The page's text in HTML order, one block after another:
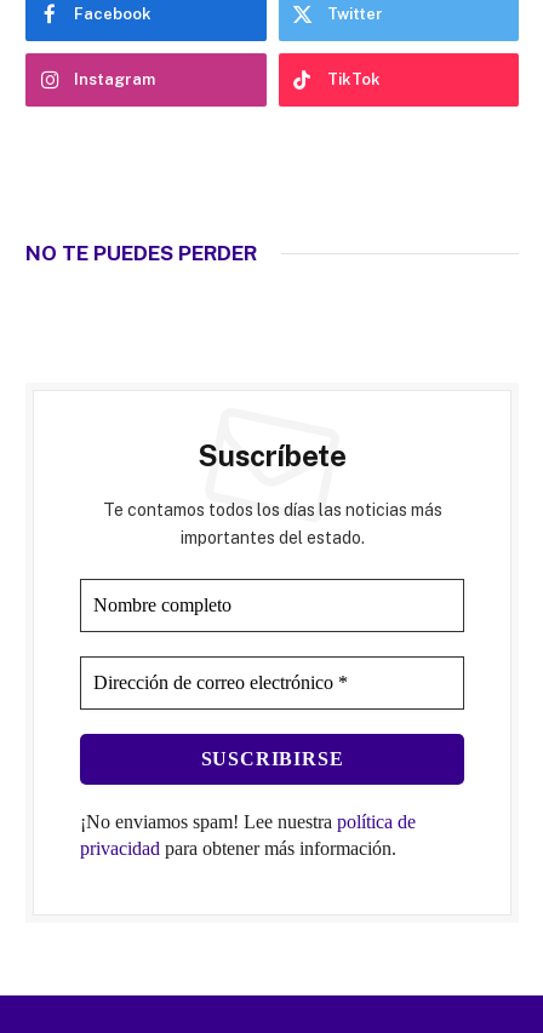
Facebook Twitter
Instagram TikTok
NO TE PUEDES PERDER
Suscríbete
Te contamos todos los días las noticias más
importantes del estado.
¡No enviamos spam! Lee nuestra política de
privacidad para obtener más información.